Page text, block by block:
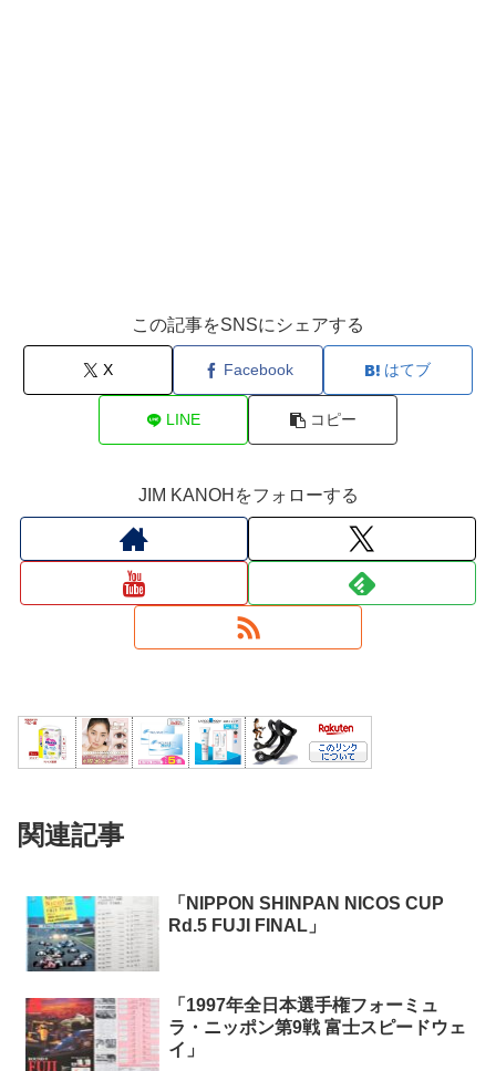
この記事をSNSにシェアする
X Facebook はてブ
LINE コピー
JIM KANOHをフォローする
関連記事
「NIPPON SHINPAN NICOS CUP
Rd.5 FUJI FINAL」
「1997年全日本選手権フォーミュ
ラ・ニッポン第9戦 富士スピードウェ
イ」